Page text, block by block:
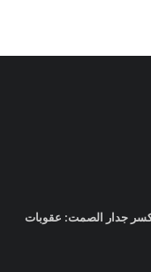
جدار الصمت: عقوبات